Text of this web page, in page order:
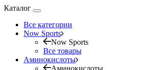
Каталог
Все категории
Now Sports
Now Sports
Все товары
Аминокислоты
Аминокислоты